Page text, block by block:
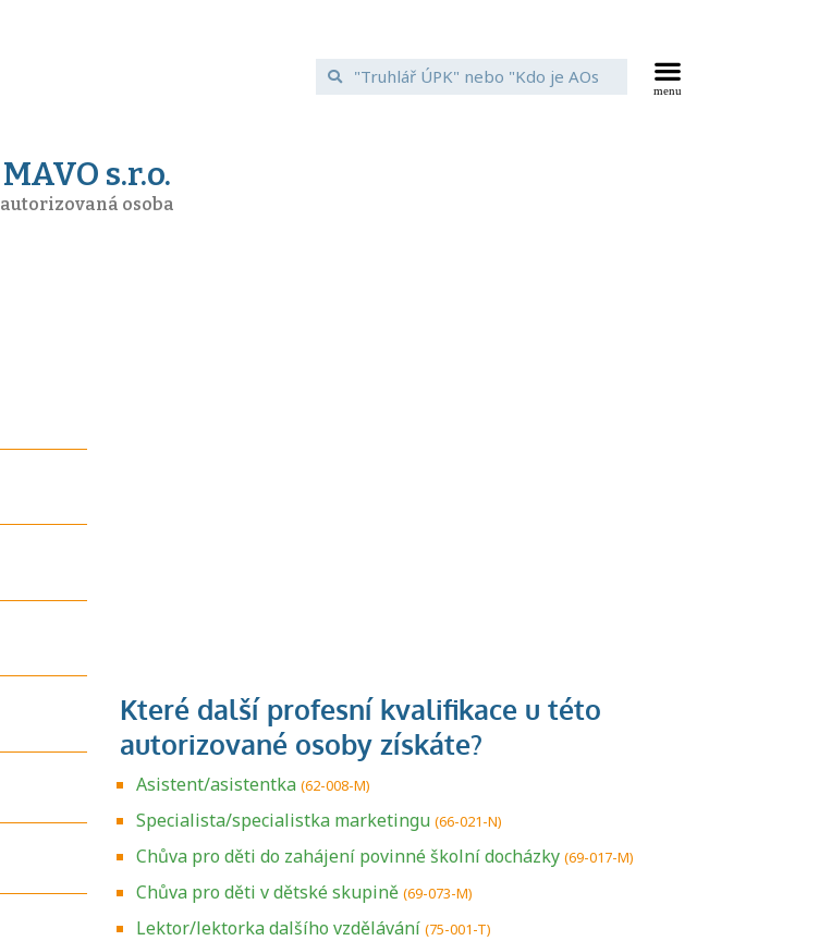
MAVO s.r.o.
autorizovaná osoba
Asistent/asistentka (62-008-M)
Specialista/specialistka marketingu (66-021-N)
Chůva pro děti do zahájení povinné školní docházky (69-017-M)
Chůva pro děti v dětské skupině (69-073-M)
Lektor/lektorka dalšího vzdělávání (75-001-T)
Zjistěte, jak se
přihlásit ke
U řady živností je